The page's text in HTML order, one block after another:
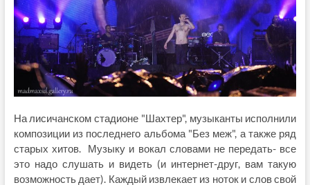
На лисичанском стадионе "Шахтер", музыканты исполнили
композиции из последнего альбома "Без меж", а также ряд
старых хитов. Музыку и вокал словами не передать- все
это надо слушать и видеть (и интернет-друг, вам такую
возможность дает). Каждый извлекает из ноток и слов свой